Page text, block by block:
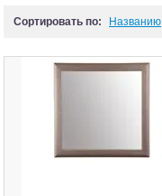
Сортировать по: Названию